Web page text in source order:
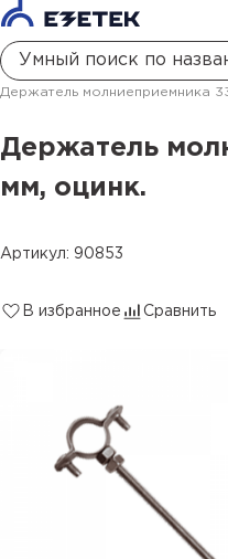
Кронштейны, фундаменты,
Дополнительные
Держатель молниеприемника
Держатель
мм, оцинк.
Артикул: 90853
В избранное Сравнить